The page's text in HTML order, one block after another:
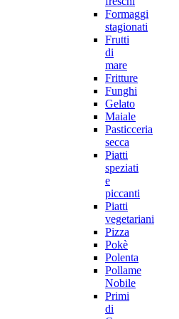
Formaggi
stagionati
Frutti
di
mare
Fritture
Funghi
Gelato
Maiale
Pasticceria
secca
Piatti
speziati
e
piccanti
Piatti
vegetariani
Pizza
Pokè
Polenta
Pollame
Nobile
Primi
di